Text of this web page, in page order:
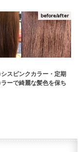
before/after
シスピンクカラー・定期
ーで綺麗な髪色を保ち